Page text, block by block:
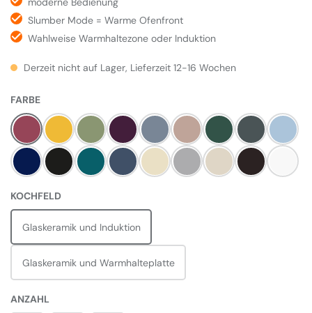
Slumber Mode = Warme Ofenfront
Wahlweise Warmhaltezone oder Induktion
Derzeit nicht auf Lager, Lieferzeit 12-16 Wochen
FARBEAUSWÄHLEN
HimbeereMustard Olivine AubergineDove Blush Britisch Racing
Slate Duck
Dark BluePewter Salcombe BlueDartmouth Blue
Linen Pearl Ashes
Cream Black Weiß
KOCHFELDAUSWÄHLEN
Glaskeramik und Induktion
Glaskeramik und Warmhalteplatte
ANZAHL